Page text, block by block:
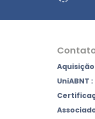
UniABNT :